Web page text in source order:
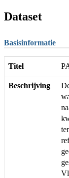
Dataset
Basisinformatie
Titel
Beschrijving